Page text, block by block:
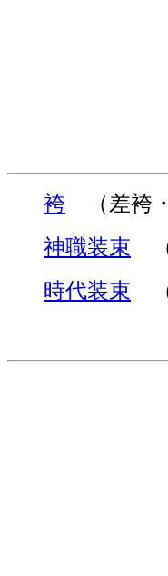
袴 （差袴
神職装束
時代装束